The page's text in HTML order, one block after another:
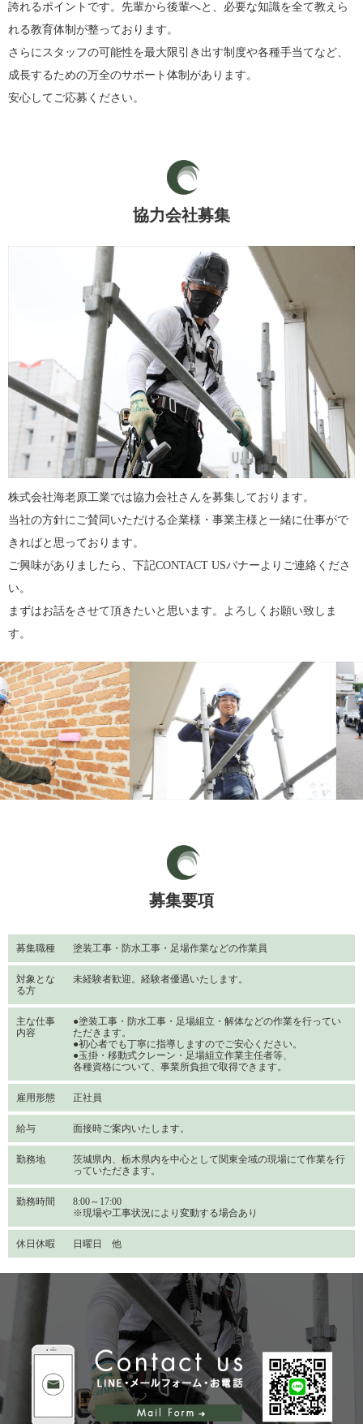
誇れるポイントです。先輩から後輩へと、必要な知識を全て教えら
れる教育体制が整っております。
さらにスタッフの可能性を最大限引き出す制度や各種手当てなど、
成長するための万全のサポート体制があります。
安心してご応募ください。
協力会社募集
株式会社海老原工業では協力会社さんを募集しております。
当社の方針にご賛同いただける企業様・事業主様と一緒に仕事がで
きればと思っております。
ご興味がありましたら、下記CONTACT USバナーよりご連絡くださ
い。
まずはお話をさせて頂きたいと思います。よろしくお願い致しま
す。
募集要項
募集職種 塗装工事・防水工事・足場作業などの作業員
対象とな
る方
未経験者歓迎。経験者優遇いたします。
主な仕事
内容
●塗装工事・防水工事・足場組立・解体などの作業を行ってい
ただきます。
●初心者でも丁寧に指導しますのでご安心ください。
●玉掛・移動式クレーン・足場組立作業主任者等、
各種資格について、事業所負担で取得できます。
雇用形態 正社員
給与 面接時ご案内いたします。
勤務地
茨城県内、栃木県内を中心として関東全域の現場にて作業を行
っていただきます。
勤務時間
8:00～17:00
※現場や工事状況により変動する場合あり
休日休暇 日曜日 他